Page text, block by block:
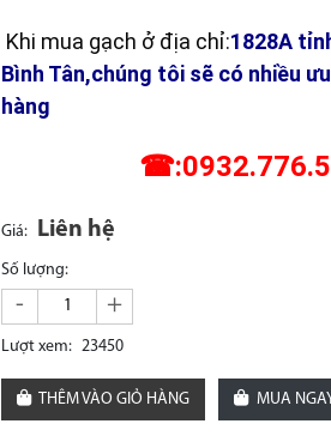
Khi mua gạch ở địa chỉ:1828A
Bình Tân,chúng tôi sẽ có nhiều
hàng
Giá: Liên hệ
Số lượng:
- +
Lượt xem: 23450
THÊM VÀO GIỎ HÀNG MUA